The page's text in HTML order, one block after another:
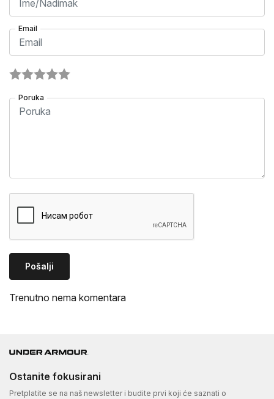
Email
Poruka
Pošalji
Trenutno nema komentara
Ostanite fokusirani
Pretplatite se na naš newsletter i budite prvi koji će saznati o